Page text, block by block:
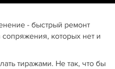
- быстрый ремонт
которых нет и
тиражами. Не так, что бы